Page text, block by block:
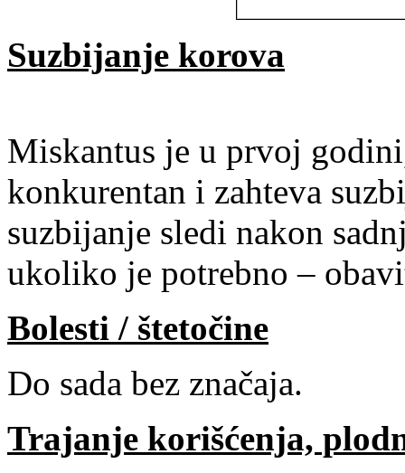
Suzbijanje korova
Miskantus je u prvoj
konkurentan i zahteva
suzbijanje sledi nakon
ukoliko je potrebno –
Bolesti / štetočine
Do sada bez značaja.
Trajanje korišćenja,